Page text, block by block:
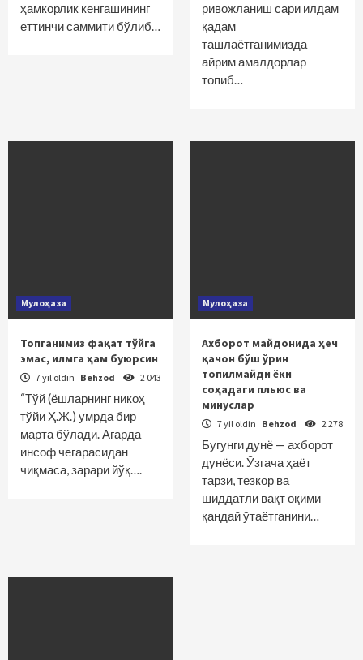
ҳамкорлик кенгашининг
еттинчи саммити бўлиб…
ривожланиш сари илдам
қадам
ташлаётганимизда
айрим амалдорлар
топиб…
Мулоҳаза
Топганимиз фақат тўйга
эмас, илмга ҳам буюрсин
7 yil oldin Behzod 2 043
“Тўй (ёшларнинг никоҳ
тўйи Ҳ.Ж.) умрда бир
марта бўлади. Агарда
инсоф чегарасидан
чиқмаса, зарари йўқ….
Мулоҳаза
Ахборот майдонида ҳеч
қачон бўш ўрин
топилмайди ёки
соҳадаги пльюс ва
минуслар
7 yil oldin Behzod 2 278
Бугунги дунё — ахборот
дунёси. Ўзгача ҳаёт
тарзи, тезкор ва
шиддатли вақт оқими
қандай ўтаётганини…